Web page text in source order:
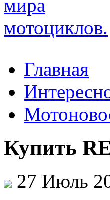
Главная
Купить
27 Июль